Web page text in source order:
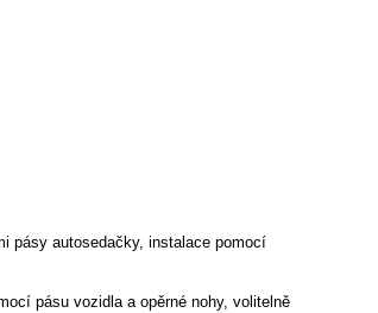
pásy autosedačky, instalace pomocí
pásu vozidla a opěrné nohy, volitelně